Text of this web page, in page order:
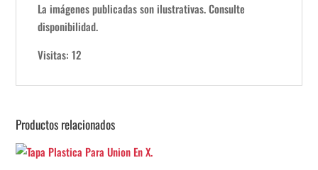
La imágenes publicadas son ilustrativas. Consulte
disponibilidad.
Visitas: 12
Productos relacionados